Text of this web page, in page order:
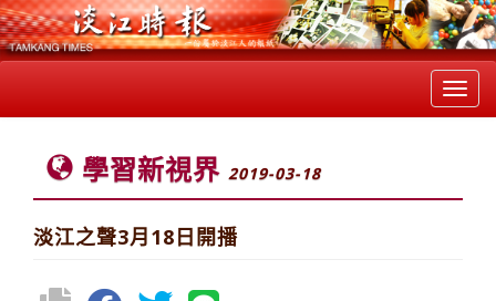
學習新視界 2019-03-18
淡江之聲3月18日開播